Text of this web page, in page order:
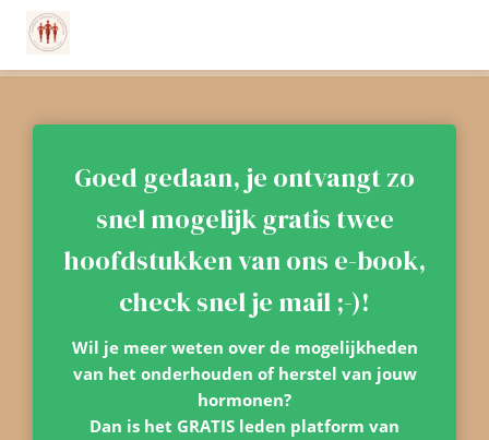
Goed gedaan, je ontvangt zo
snel mogelijk gratis twee
hoofdstukken van ons e-book,
check snel je mail ;-)!
Wil je meer weten over de mogelijkheden
van het onderhouden of herstel van jouw
hormonen?
Dan is het GRATIS leden platform van